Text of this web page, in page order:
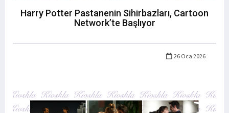
Harry Potter Pastanenin Sihirbazları, Cartoon
Network’te Başlıyor
26 Oca 2026